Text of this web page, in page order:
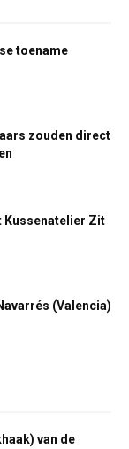
toename
zouden direct
Kussenatelier Zit
(Valencia)
van de